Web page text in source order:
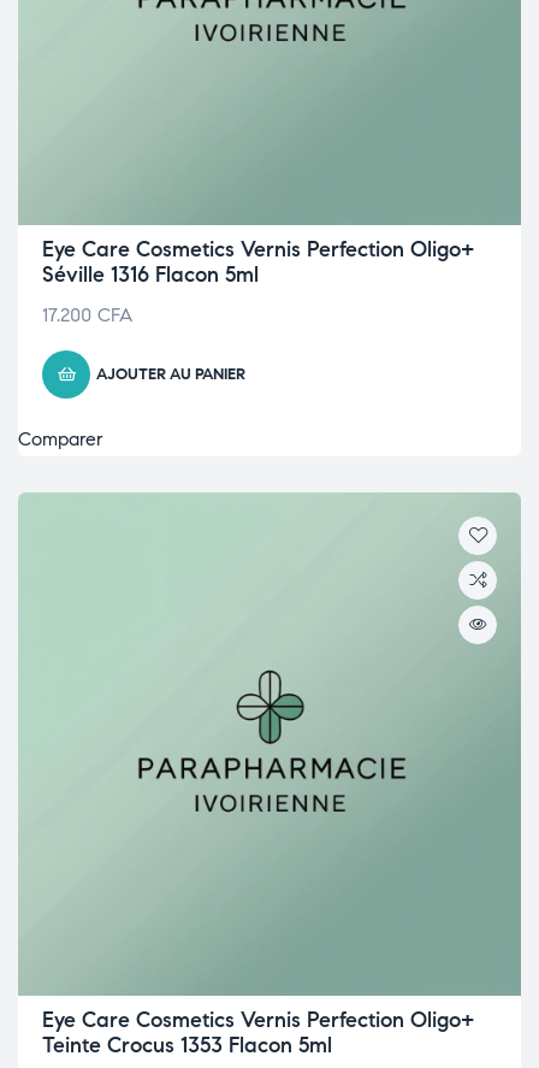
Eye Care Cosmetics Vernis Perfection Oligo+
Séville 1316 Flacon 5ml
17.200 CFA
AJOUTER AU PANIER
Comparer
Eye Care Cosmetics Vernis Perfection Oligo+
Teinte Crocus 1353 Flacon 5ml